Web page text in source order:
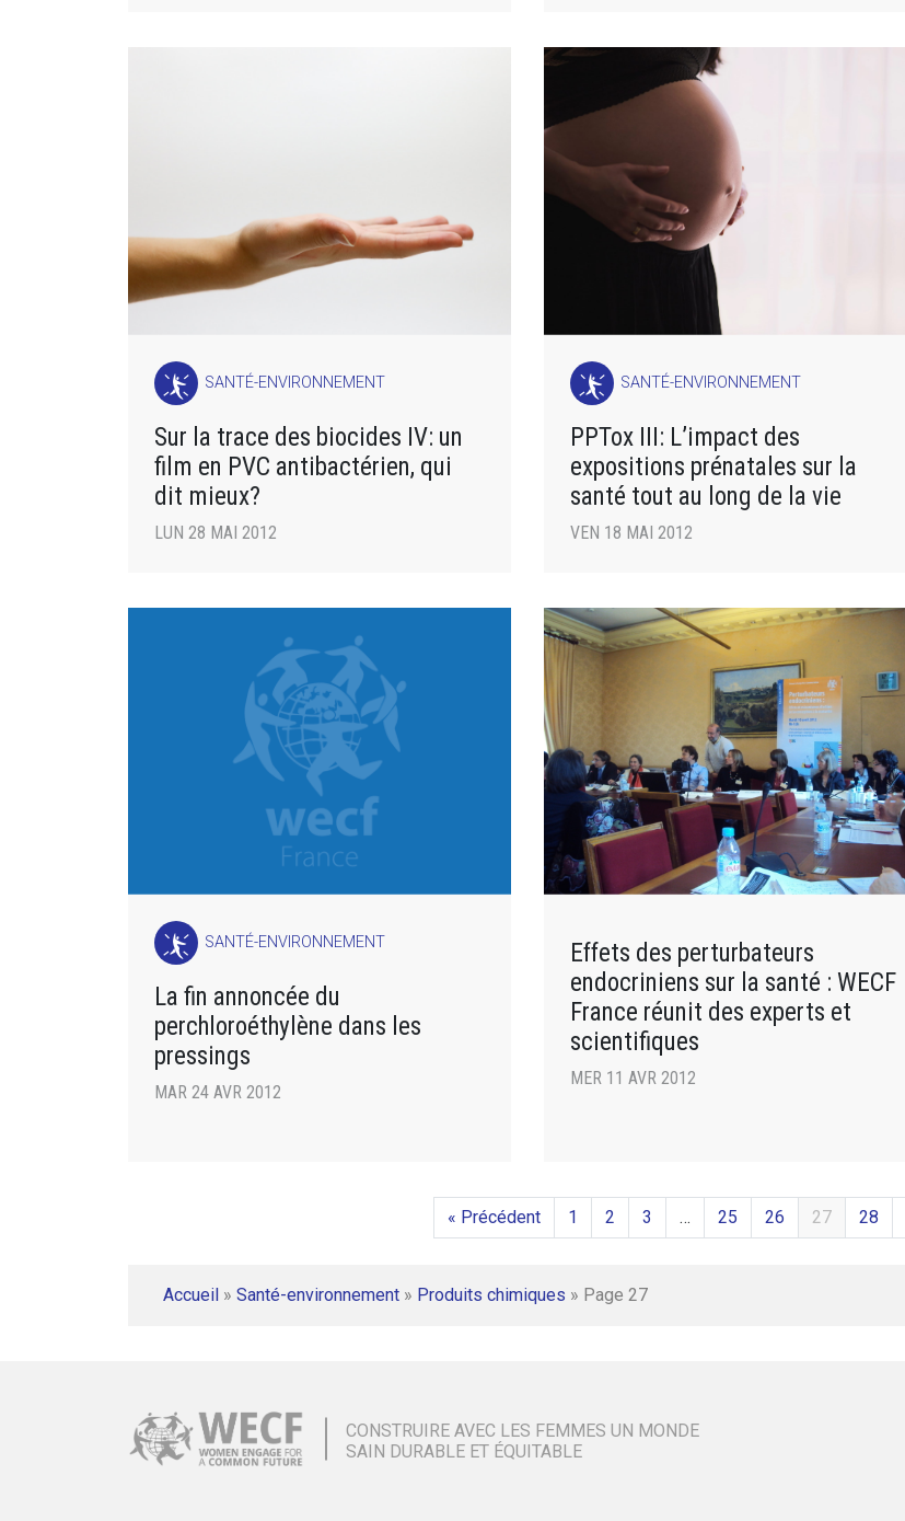
SANTÉ-ENVIRONNEMENT
Sur la trace des biocides IV: un
film en PVC antibactérien, qui
dit mieux?
LUN 28 MAI 2012
SANTÉ-ENVIRONNEMENT
PPTox III: L’impact des
expositions prénatales sur la
santé tout au long de la vie
VEN 18 MAI 2012
SANTÉ-ENVIRONNEMENT
La fin annoncée du
perchloroéthylène dans les
pressings
MAR 24 AVR 2012
Effets des perturbateurs
endocriniens sur la santé : WECF
France réunit des experts et
scientifiques
MER 11 AVR 2012
« Précédent 1 2 3 … 25 26 27 28
Accueil » Santé-environnement » Produits chimiques » Page 27
CONSTRUIRE AVEC LES FEMMES UN MONDE
SAIN DURABLE ET ÉQUITABLE